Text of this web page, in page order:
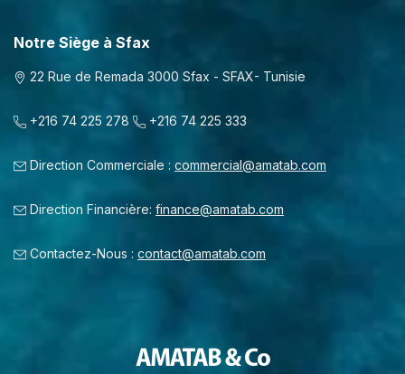
Notre Siège à Sfax
22 Rue de Remada 3000 Sfax - SFAX- Tunisie
+216 74 225 278 +216 74 225 333
Direction Commerciale : commercial@amatab.com
Direction Financière: finance@amatab.com
Contactez-Nous : contact@amatab.com